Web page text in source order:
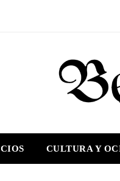
CULTURA Y